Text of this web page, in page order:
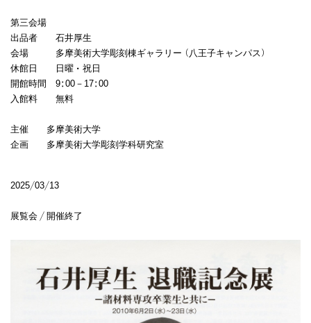
第三会場
出品者 石井厚生
会場 多摩美術大学彫刻棟ギャラリー（八王子キャンパス）
休館日 日曜・祝日
開館時間 9:00－17:00
入館料 無料
主催 多摩美術大学
企画 多摩美術大学彫刻学科研究室
2025/03/13
展覧会 / 開催終了